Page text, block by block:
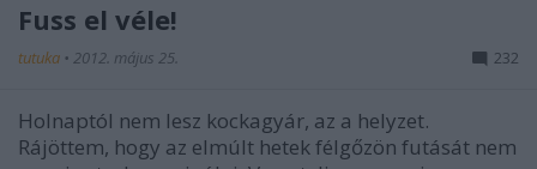
Fuss el véle!
tutuka • 2012. május 25. 232
Holnaptól nem lesz kockagyár, az a helyzet.
Rájöttem, hogy az elmúlt hetek félgőzön futását nem